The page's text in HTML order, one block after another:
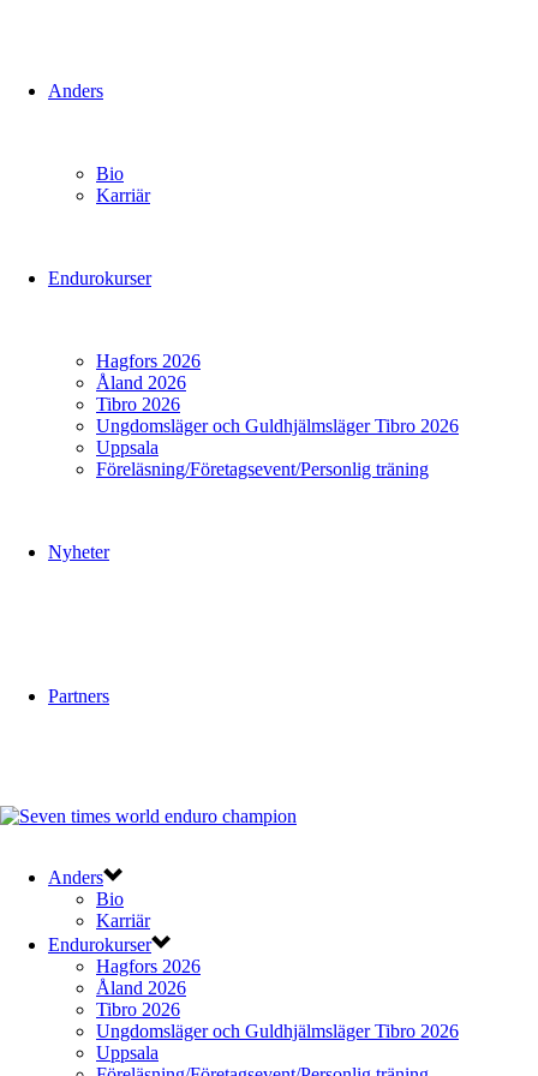
Anders
Bio
Karriär
Endurokurser
Hagfors 2026
Åland 2026
Tibro 2026
Ungdomsläger och Guldhjälmsläger Tibro 2026
Uppsala
Föreläsning/Företagsevent/Personlig träning
Nyheter
Partners
Anders
Bio
Karriär
Endurokurser
Hagfors 2026
Åland 2026
Tibro 2026
Ungdomsläger och Guldhjälmsläger Tibro 2026
Uppsala